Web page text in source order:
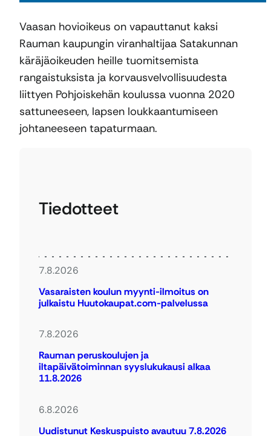
Vaasan hovioikeus on vapauttanut kaksi
Rauman kaupungin viranhaltijaa Satakunnan
käräjäoikeuden heille tuomitsemista
rangaistuksista ja korvausvelvollisuudesta
liittyen Pohjoiskehän koulussa vuonna 2020
sattuneeseen, lapsen loukkaantumiseen
johtaneeseen tapaturmaan.
Tiedotteet
7.8.2026
Vasaraisten koulun myynti-ilmoitus on
julkaistu Huutokaupat.com-palvelussa
7.8.2026
Rauman peruskoulujen ja
iltapäivätoiminnan syyslukukausi alkaa
11.8.2026
6.8.2026
Uudistunut Keskuspuisto avautuu 7.8.2026